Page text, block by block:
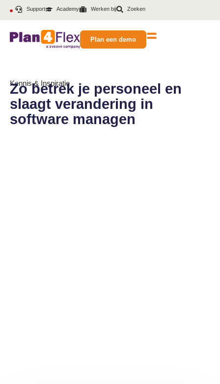
Support Academy Werken bij Zoeken
Plan een demo
Kennis & Inspiratie
Zo betrek je personeel en
slaagt verandering in
software managen